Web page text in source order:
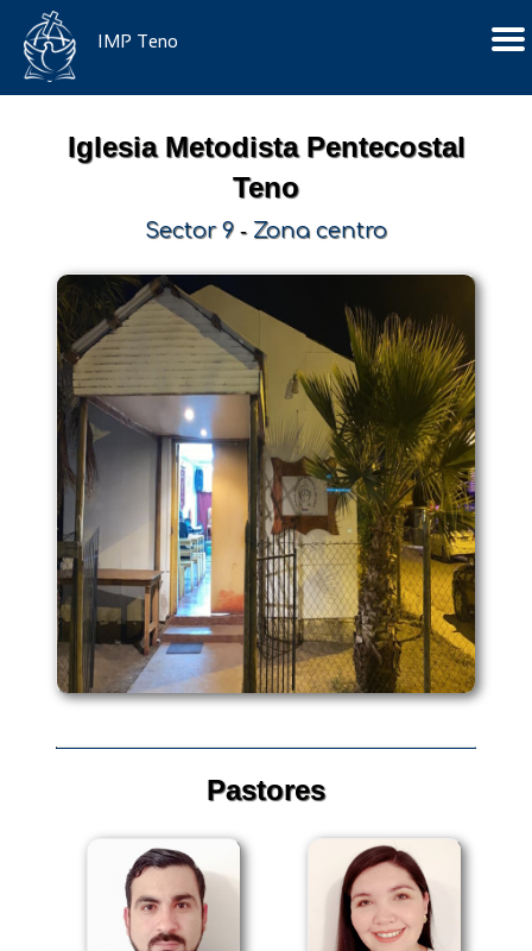
IMP Teno
Iglesia Metodista Pentecostal
Teno
Sector 9 - Zona centro
Pastores